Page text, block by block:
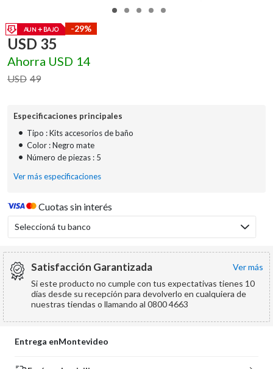
-29%
USD 35
Ahorra USD 14
USD 49
Especificaciones principales
• Tipo : Kits accesorios de baño
• Color : Negro mate
• Número de piezas : 5
Ver más especificaciones
Cuotas sin interés
Seleccioná tu banco
Satisfacción Garantizada
ver más
Si este producto no cumple con tus expectativas tienes 10
días desde su recepción para devolverlo en cualquiera de
nuestras tiendas o llamando al 0800 4663
Entrega enMontevideo